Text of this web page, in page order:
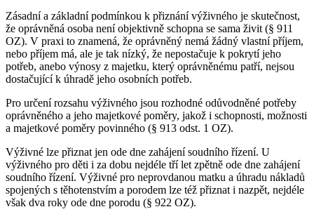
Zásadní a základní podmínkou k přiznání výživného je skutečnost,
že oprávněná osoba není objektivně schopna se sama živit (§ 911
OZ). V praxi to znamená, že oprávněný nemá žádný vlastní příjem,
nebo příjem má, ale je tak nízký, že nepostačuje k pokrytí jeho
potřeb, anebo výnosy z majetku, který oprávněnému patří, nejsou
dostačující k úhradě jeho osobních potřeb.
Pro určení rozsahu výživného jsou rozhodné odůvodněné potřeby
oprávněného a jeho majetkové poměry, jakož i schopnosti, možnosti
a majetkové poměry povinného (§ 913 odst. 1 OZ).
Výživné lze přiznat jen ode dne zahájení soudního řízení. U
výživného pro děti i za dobu nejdéle tří let zpětně ode dne zahájení
soudního řízení. Výživné pro neprovdanou matku a úhradu nákladů
spojených s těhotenstvím a porodem lze též přiznat i nazpět, nejdéle
však dva roky ode dne porodu (§ 922 OZ).